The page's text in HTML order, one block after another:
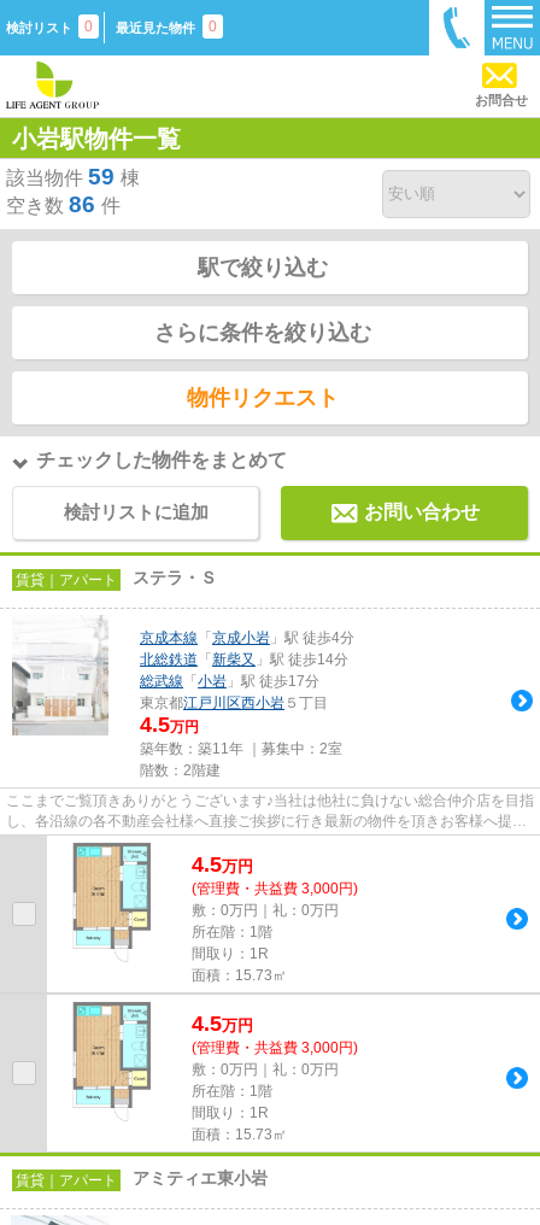
検討リスト 0 最近見た物件 0
お問合せ
小岩駅物件一覧
該当物件 59 棟
空き数 86 件
駅で絞り込む
さらに条件を絞り込む
物件リクエスト
チェックした物件をまとめて
検討リストに追加 お問い合わせ
賃貸｜アパート ステラ・Ｓ
京成本線 「 京成小岩 」駅 徒歩4分
北総鉄道 「 新柴又 」駅 徒歩14分
総武線 「 小岩 」駅 徒歩17分
東京都江戸川区西小岩 ５丁目
4.5万円
築年数：築11年 ｜募集中： 2室
階数：2階建
ここまでご覧頂きありがとうございます♪当社は他社に負けない総合仲介店を目指
し、各沿線の各不動産会社様へ直接ご挨拶に行き最新の物件を頂きお客様へ提供
しております！最新の情報は...
4.5万円
(管理費・共益費 3,000円)
敷：0万円｜礼：0万円
所在階：1階
間取り：1R
面積：15.73㎡
4.5万円
(管理費・共益費 3,000円)
敷：0万円｜礼：0万円
所在階：1階
間取り：1R
面積：15.73㎡
賃貸｜アパート アミティエ東小岩